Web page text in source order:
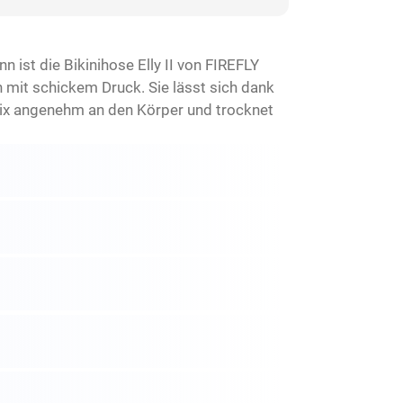
ist die Bikinihose Elly II von FIREFLY
schickem Druck. Sie lässt sich dank
angenehm an den Körper und trocknet